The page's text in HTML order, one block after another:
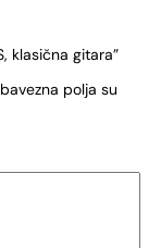
klasična gitara”
polja su